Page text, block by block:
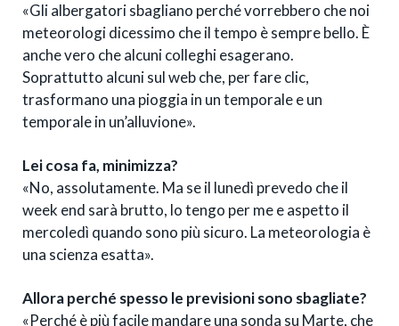
«Gli albergatori sbagliano perché vorrebbero che noi
meteorologi dicessimo che il tempo è sempre bello. È
anche vero che alcuni colleghi esagerano.
Soprattutto alcuni sul web che, per fare clic,
trasformano una pioggia in un temporale e un
temporale in un’alluvione».
Lei cosa fa, minimizza?
«No, assolutamente. Ma se il lunedì prevedo che il
week end sarà brutto, lo tengo per me e aspetto il
mercoledì quando sono più sicuro. La meteorologia è
una scienza esatta».
Allora perché spesso le previsioni sono sbagliate?
«Perché è più facile mandare una sonda su Marte, che